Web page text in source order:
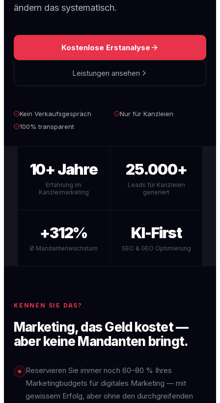
ändern das systematisch.
Kostenlose Erstanalyse
Leistungen ansehen
Kein Verkaufsgespräch
Nur für Kanzleien
100% transparent
10+ Jahre
Erfahrung im
Kanzleimarketing
25.000+
Leads für Kanzleien
generiert
+312%
Ø Mandantenwachstum
KI-First
SEO & GEO Optimierung
KENNEN SIE DAS?
Marketing, das Geld kostet —
aber keine Mandanten bringt.
Reservieren Sie immer noch 60–80 % Ihres
Marketingbudgets für digitales Marketing — mit
gewissem Erfolg, aber ohne den durchgreifenden